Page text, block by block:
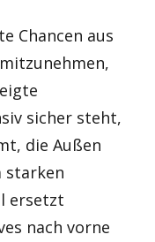
Chancen aus
sicher steht,
die Außen
starken
ersetzt
nach vorne